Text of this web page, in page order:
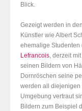
Blick.
Gezeigt werden in
Künstler wie Albert
ehemalige Studenten
Lefrancois, derzeit
seinen Bildern von
Dornröschen seine
werden all diejenigen
Umgebung vertraut
Bildern zum Beispiel